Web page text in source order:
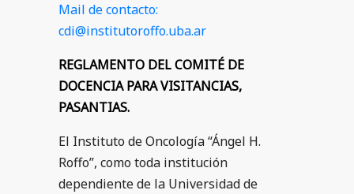
Mail de contacto:
cdi@institutoroffo.uba.ar
REGLAMENTO DEL COMITÉ DE
DOCENCIA PARA VISITANCIAS,
PASANTIAS.
El Instituto de Oncología “Ángel H.
Roffo”, como toda institución
dependiente de la Universidad de